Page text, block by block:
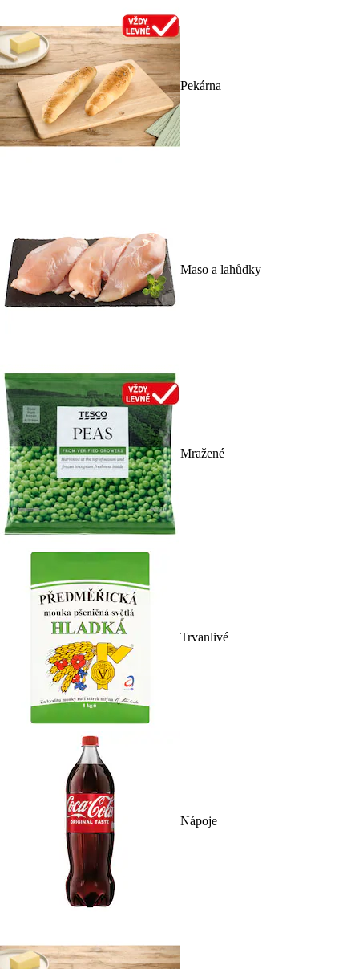
Pekárna
Maso a lahůdky
Mražené
Trvanlivé
Nápoje